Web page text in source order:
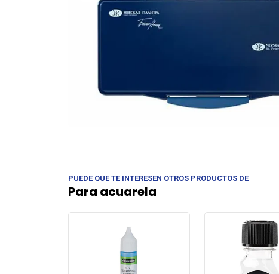
PUEDE QUE TE INTERESEN OTROS PRODUCTOS DE
Para acuarela